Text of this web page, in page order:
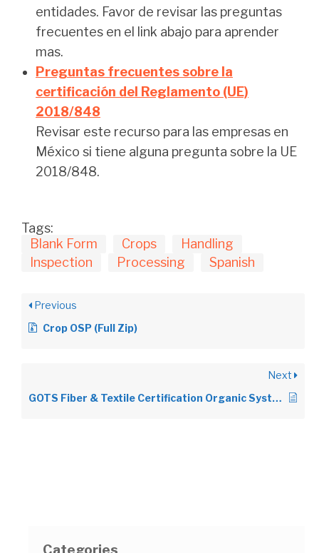
entidades. Favor de revisar las preguntas
frecuentes en el link abajo para aprender
mas.
Preguntas frecuentes sobre la
certificación del Reglamento (UE)
2018/848
Revisar este recurso para las empresas en
México si tiene alguna pregunta sobre la UE
2018/848.
Tags:
Blank Form
Crops
Handling
Inspection
Processing Spanish
Previous
Crop OSP (Full Zip)
Next
GOTS Fiber & Textile Certification Organic System Plan – OSP Forms & Updates